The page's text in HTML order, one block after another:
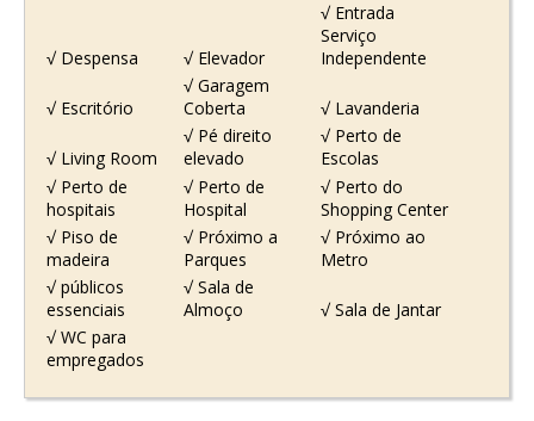
√ Despensa √ Elevador
√ Entrada
Serviço
Independente
√ Escritório
√ Garagem
Coberta
√ Lavanderia
√ Living Room
√ Pé direito
elevado
√ Perto de
Escolas
√ Perto de
hospitais
√ Perto de
Hospital
√ Perto do
Shopping Center
√ Piso de
madeira
√ Próximo a
Parques
√ Próximo ao
Metro
√ públicos
essenciais
√ Sala de
Almoço
√ Sala de Jantar
√ WC para
empregados